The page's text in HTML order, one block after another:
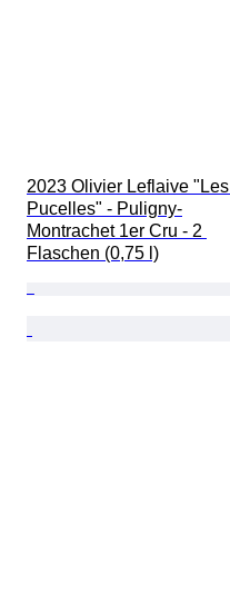
2023 Olivier Leflaive "Les
Pucelles" - Puligny-
Montrachet 1er Cru - 2
Flaschen (0,75 l)